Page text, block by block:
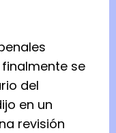
se
del
en un
revisión